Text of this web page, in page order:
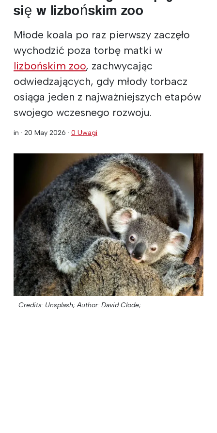
się w lizbońskim zoo
Młode koala po raz pierwszy zaczęło
wychodzić poza torbę matki w
lizbońskim zoo, zachwycając
odwiedzających, gdy młody torbacz
osiąga jeden z najważniejszych etapów
swojego wczesnego rozwoju.
in · 20 May 2026 · 0 Uwagi
Credits: Unsplash; Author: David Clode;